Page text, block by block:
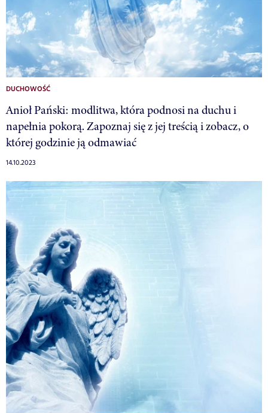
DUCHOWOŚĆ
Anioł Pański: modlitwa, która podnosi na duchu i
napełnia pokorą. Zapoznaj się z jej treścią i zobacz, o
której godzinie ją odmawiać
14.10.2023